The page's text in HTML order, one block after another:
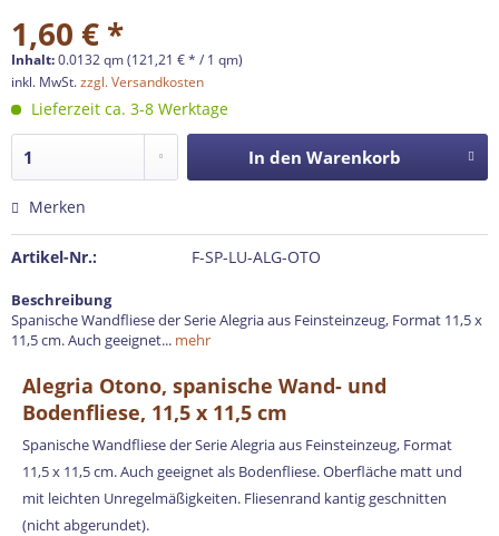
1,60 € *
Inhalt:0.0132 qm (121,21 € * / 1 qm)
inkl. MwSt.zzgl. Versandkosten
Lieferzeit ca. 3-8 Werktage
In den Warenkorb
Merken
Artikel-Nr.: F-SP-LU-ALG-OTO
Beschreibung
Spanische Wandfliese der Serie Alegria aus Feinsteinzeug, Format 11,5 x
11,5 cm. Auch geeignet... mehr
Alegria Otono, spanische Wand- und
Bodenfliese, 11,5 x 11,5 cm
Spanische Wandfliese der Serie Alegria aus Feinsteinzeug, Format
11,5 x 11,5 cm. Auch geeignet als Bodenfliese. Oberfläche matt und
mit leichten Unregelmäßigkeiten. Fliesenrand kantig geschnitten
(nicht abgerundet).